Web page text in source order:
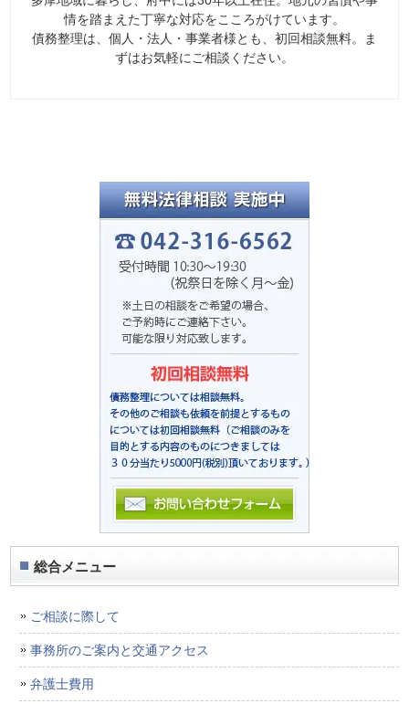
情を踏まえた丁寧な対応をこころがけています。
債務整理は、個人・法人・事業者様とも、初回相談無料。ま
ずはお気軽にご相談ください。
総合メニュー
ご相談に際して
事務所のご案内と交通アクセス
弁護士費用